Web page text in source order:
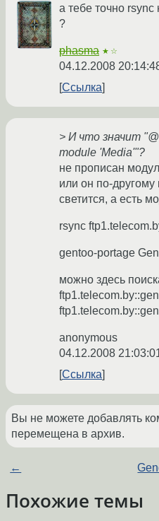
а тебе точно
?
phasma ★☆
04.12.2008
Ссылка
> И что значит
module 'Media'"?
не прописан
или он по-другому
светится, а есть
rsync
gentoo-portage
можно здесь
anonymous
04.12.2008
Ссылка
Вы не можете добавлять
перемещена в архив.
←
Похожие темы